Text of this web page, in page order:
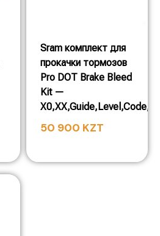
Sram комплект для
прокачки тормозов
Pro DOT Brake Bleed
Kit —
50 900 KZT